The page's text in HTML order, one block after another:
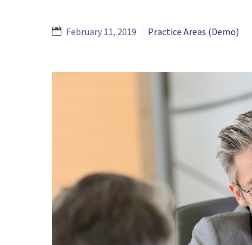
February 11, 2019 Practice Areas (Demo)